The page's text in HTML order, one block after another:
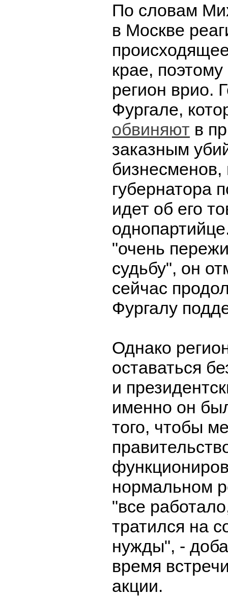
По словам
в Москве
крае,
регион врио.
Фургале,
обвиняют в
заказным
бизнесменов,
губернатора
идет об его
"очень
судьбу", он
сейчас
Фургалу
Однако
оставаться
и
именно он
того, чтобы
нормальном
"все
тратился на
нужды", -
время
акции.